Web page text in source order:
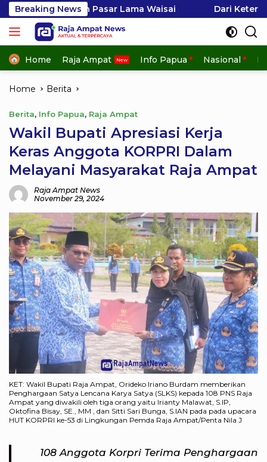
Skip
to
content
Breaking News
Pasar Lama Waisai Dari Keterampilan Menjadi
Home Raja Ampat Info Papua Nasional
Home Berita
Berita, Info Papua, Raja Ampat
Wakil Bupati Apresiasi Kerja
Keras Anggota KORPRI Dalam
Melayani Masyarakat Raja Ampat
Raja Ampat News
November 29, 2024
KET: Wakil Bupati Raja Ampat, Orideko Iriano Burdam memberikan
Penghargaan Satya Lencana Karya Satya (SLKS) kepada 108 PNS Raja
Ampat yang diwakili oleh tiga orang yaitu Irianty Malawat, S.IP,
Oktofina Bisay, SE., MM , dan Sitti Sari Bunga, S.IAN pada pada upacara
HUT KORPRI ke-53 di Lingkungan Pemda Raja Ampat/Penta Nila J
108 Anggota Korpri Terima Penghargaan